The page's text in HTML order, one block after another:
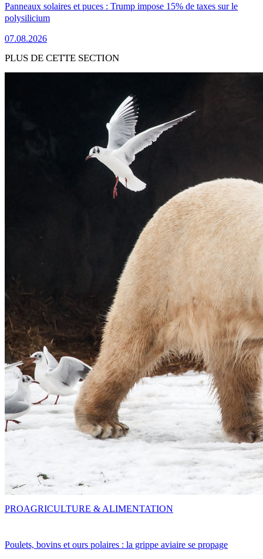
Panneaux solaires et puces : Trump impose 15% de taxes sur le
polysilicium
07.08.2026
PLUS DE CETTE SECTION
Poulets, bovins et ours polaires : la grippe aviaire se propage
PROAGRICULTURE & ALIMENTATION